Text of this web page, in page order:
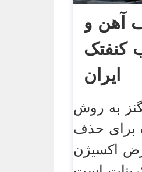
آهن و
کنفتک
ایران
به روش
برای حذف
اکسیژن